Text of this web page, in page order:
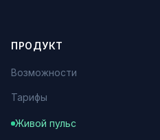
ПРОДУКТ
Возможности
Тарифы
Живой пульс